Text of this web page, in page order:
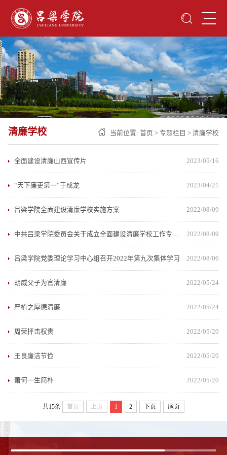
清廉学校 当前位置: 首页 > 专题栏目 > 清廉学校
全面建设清廉山西宣传片 2023/05/16
“天下廉吏第一”于成龙 2023/04/21
吕梁学院全面建设清廉学校实施方案 2022/08/09
中共吕梁学院委员会关于成立全面建设清廉学校工作专班的通知 2022/08/09
吕梁学院党委理论学习中心组召开2022年第九次集体学习 2022/08/06
胡威父子为官清廉 2022/05/24
严植之厚德清廉 2022/05/24
周荣抨击权贵 2022/05/20
王良廉洁节俭 2022/05/20
萧何一生简朴 2022/05/20
共15条 首页 上页 1 2 下页 尾页